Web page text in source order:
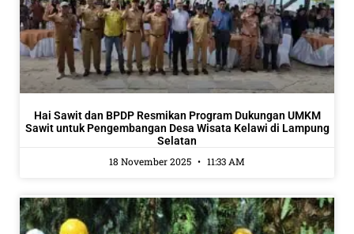
Hai Sawit dan BPDP Resmikan Program Dukungan UMKM
Sawit untuk Pengembangan Desa Wisata Kelawi di Lampung
Selatan
18 November 2025
11:33 AM